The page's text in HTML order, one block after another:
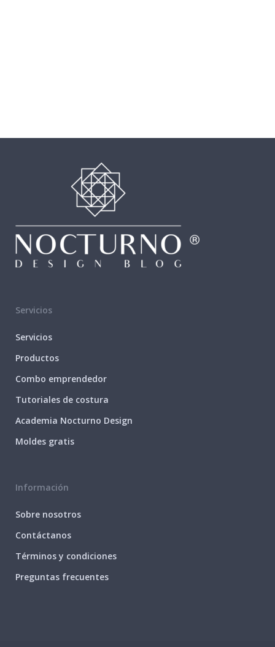
Servicios
Servicios
Productos
Combo emprendedor
Tutoriales de costura
Academia Nocturno Design
Moldes gratis
Información
Sobre nosotros
Contáctanos
Términos y condiciones
Preguntas frecuentes